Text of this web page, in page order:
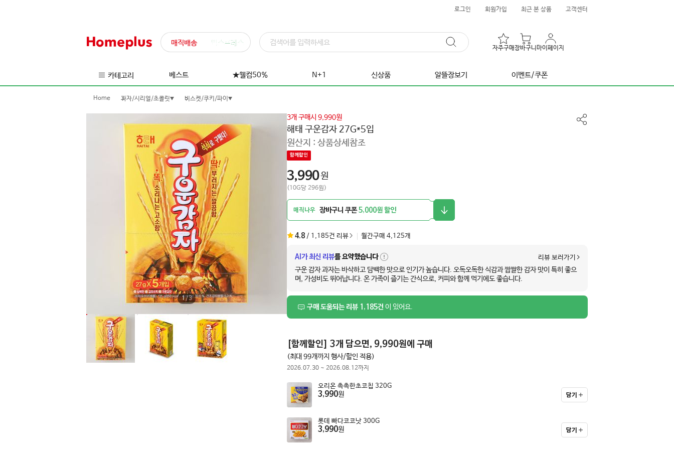
로그인 회원가입 최근 본 상품 고객센터
매직배송 익스프레스
자주구매장바구니 마이페이지
카테고리 베스트 ★웰컴50% N+1 신상품 알뜰장보기 이벤트/쿠폰
Home 과자/시리얼/초콜릿 비스켓/쿠키/파이
1/3
3개 구매시 9,990원
해태 구운감자 27G*5입
원산지 : 상품상세참조
함께할인
3,990원
(10G당 296원)
매직나우 장바구니 쿠폰5,000원 할인
4.8 / 1,185건 리뷰 월간구매 4,125개
AI가 최신 리뷰를 요약했습니다
자
세
히
보
리뷰 보러가기
구운 감자 과자는 바삭하고 담백한 맛으로 인기가 높습니다. 오독오독한 식감과 짭짤한 감자 맛이 특히 좋으
며, 가성비도 뛰어납니다. 온 가족이 즐기는 간식으로, 커피와 함께 먹기에도 좋습니다.
구매 도움되는 리뷰 1,185건 이 있어요.
공
함께할인 3개 담으면, 9,990원에 구매
(최대 99개까지 행사/할인 적용)
2026.07.30 ~ 2026.08.12까지
오리온 촉촉한초코칩 320G
3,990원 담기
롯데 빠다코코낫 300G
3,990원 담기